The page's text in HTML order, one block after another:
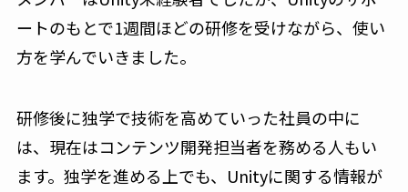
ートのもとで1週間ほどの研修を受けながら、使い
方を学んでいきました。
研修後に独学で技術を高めていった社員の中に
は、現在はコンテンツ開発担当者を務める人もい
ます。独学を進める上でも、Unityに関する情報が